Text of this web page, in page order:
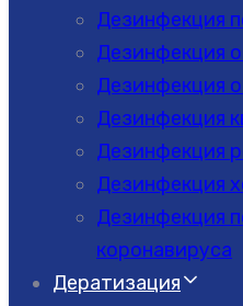
Дезинфекция
Дезинфекция
Дезинфекция
Дезинфекция
Дезинфекция
Дезинфекция
Дезинфекция
коронавируса
Дератизация